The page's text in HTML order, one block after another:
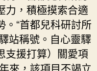
中
力，積極摸索合適
。“首都兒科研討所
站稱號。自心靈驛
支援打算）關愛項
來，該項目不竭立